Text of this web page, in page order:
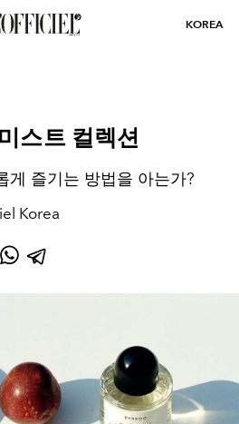
KOREA
스트 컬렉션
게 즐기는 방법을 아는가?
Korea